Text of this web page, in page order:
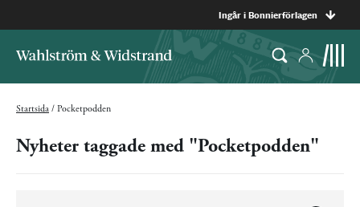
Ingår i Bonnierförlagen
Startsida / Pocketpodden
Nyheter taggade med "Pocketpodden"